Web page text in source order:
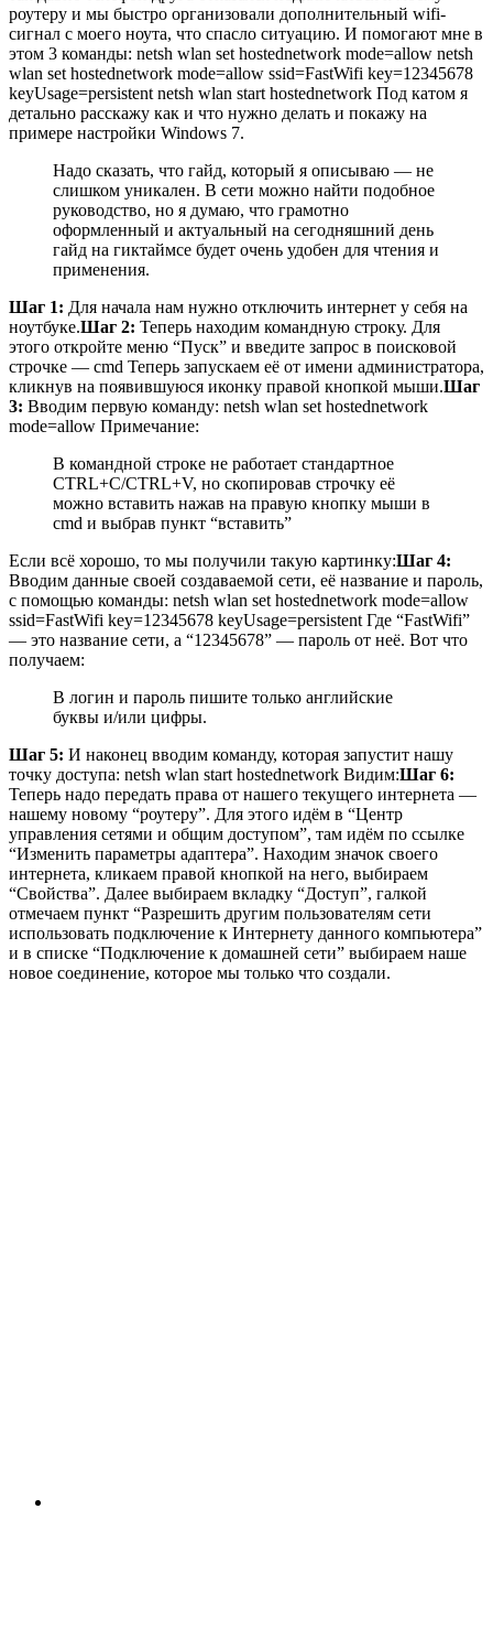
роутеру и мы быстро организовали дополнительный wifi-
сигнал с моего ноута, что спасло ситуацию. И помогают мне в
этом 3 команды: netsh wlan set hostednetwork mode=allow netsh
wlan set hostednetwork mode=allow ssid=FastWifi key=12345678
keyUsage=persistent netsh wlan start hostednetwork Под катом я
детально расскажу как и что нужно делать и покажу на
примере настройки Windows 7.
Надо сказать, что гайд, который я описываю — не
слишком уникален. В сети можно найти подобное
руководство, но я думаю, что грамотно
оформленный и актуальный на сегодняшний день
гайд на гиктаймсе будет очень удобен для чтения и
применения.
Шаг 1: Для начала нам нужно отключить интернет у себя на
ноутбуке.Шаг 2: Теперь находим командную строку. Для
этого откройте меню “Пуск” и введите запрос в поисковой
строчке — cmd Теперь запускаем её от имени администратора,
кликнув на появившуюся иконку правой кнопкой мыши.Шаг
3: Вводим первую команду: netsh wlan set hostednetwork
mode=allow Примечание:
В командной строке не работает стандартное
СTRL+C/СTRL+V, но скопировав строчку её
можно вставить нажав на правую кнопку мыши в
cmd и выбрав пункт “вставить”
Если всё хорошо, то мы получили такую картинку:Шаг 4:
Вводим данные своей создаваемой сети, её название и пароль,
с помощью команды: netsh wlan set hostednetwork mode=allow
ssid=FastWifi key=12345678 keyUsage=persistent Где “FastWifi”
— это название сети, а “12345678” — пароль от неё. Вот что
получаем:
В логин и пароль пишите только английские
буквы и/или цифры.
Шаг 5: И наконец вводим команду, которая запустит нашу
точку доступа: netsh wlan start hostednetwork Видим:Шаг 6:
Теперь надо передать права от нашего текущего интернета —
нашему новому “роутеру”. Для этого идём в “Центр
управления сетями и общим доступом”, там идём по ссылке
“Изменить параметры адаптера”. Находим значок своего
интернета, кликаем правой кнопкой на него, выбираем
“Свойства”. Далее выбираем вкладку “Доступ”, галкой
отмечаем пункт “Разрешить другим пользователям сети
использовать подключение к Интернету данного компьютера”
и в списке “Подключение к домашней сети” выбираем наше
новое соединение, которое мы только что создали.